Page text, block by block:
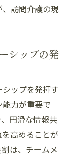
応用力
ハウ
上させる施
価方法
とその効果
の重要性
めの基礎知
訪問介護の現
シップの発
ップを発揮す
力が重要で
円滑な情報共
高めることが
は、チームメ